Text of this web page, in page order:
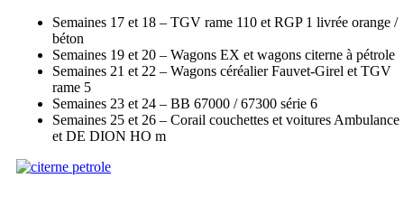
Semaines 17 et 18 – TGV rame 110 et RGP 1 livrée orange /
béton
Semaines 19 et 20 – Wagons EX et wagons citerne à pétrole
Semaines 21 et 22 – Wagons céréalier Fauvet-Girel et TGV
rame 5
Semaines 23 et 24 – BB 67000 / 67300 série 6
Semaines 25 et 26 – Corail couchettes et voitures Ambulance
et DE DION HO m